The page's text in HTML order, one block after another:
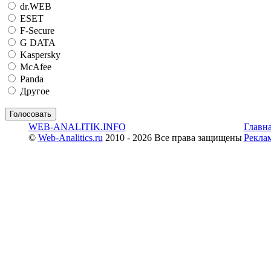
dr.WEB
ESET
F-Secure
G DATA
Kaspersky
McAfee
Panda
Другое
WEB-ANALITIK.INFO
© Web-Analitics.ru 2010 - 2026 Все права защищены